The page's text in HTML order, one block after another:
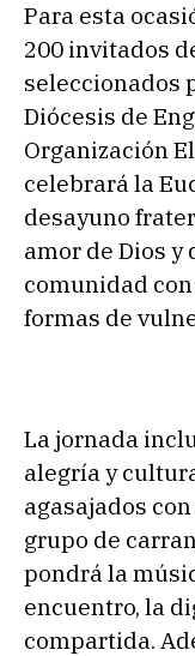
Para esta
200 invitados
seleccionados
Diócesis de
Organización
celebrará la
desayuno
amor de Dios y
comunidad
formas de
La jornada
alegría y
agasajados
grupo de
pondrá la
encuentro, la
compartida.